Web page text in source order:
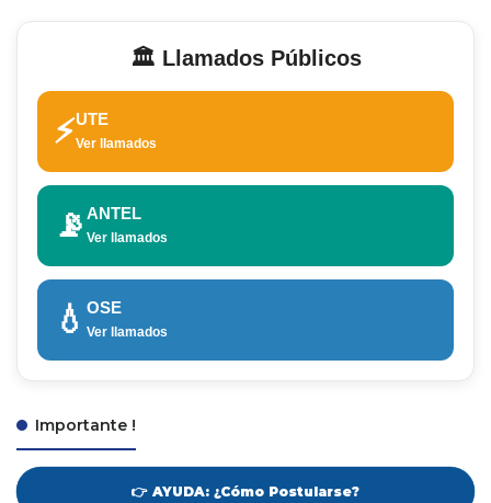
🏛️ Llamados Públicos
⚡UTE
Ver llamados
📡 ANTEL
Ver llamados
💧 OSE
Ver llamados
Importante !
👉 AYUDA: ¿Cómo Postularse?